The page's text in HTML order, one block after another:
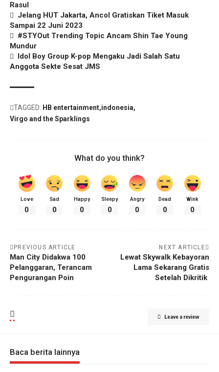
Rasul
Jelang HUT Jakarta, Ancol Gratiskan Tiket Masuk
Sampai 22 Juni 2023
#STYOut Trending Topic Ancam Shin Tae Young
Mundur
Idol Boy Group K-pop Mengaku Jadi Salah Satu
Anggota Sekte Sesat JMS
TAGGED: HB entertainment indonesia
Virgo and the Sparklings
What do you think?
Love
0
Sad
0
Happy
0
Sleepy
0
Angry
0
Dead
0
Wink
0
PREVIOUS ARTICLE
Man City Didakwa 100
Pelanggaran, Terancam
Pengurangan Poin
NEXT ARTICLE
Lewat Skywalk Kebayoran
Lama Sekarang Gratis
Setelah Dikritik
Leave a review
Baca berita lainnya